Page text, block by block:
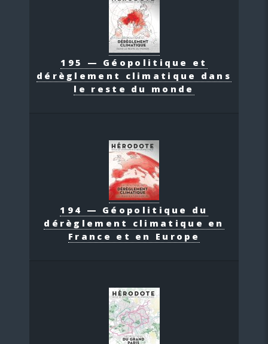
195 — Géopolitique et
dérèglement climatique dans
le reste du monde
194 — Géopolitique du
dérèglement climatique en
France et en Europe